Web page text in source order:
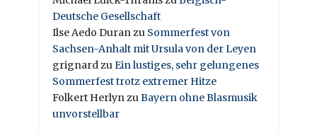
Deutsche Gesellschaft
Ilse Aedo Duran zu Sommerfest von
Sachsen-Anhalt mit Ursula von der Leyen
grignard zu Ein lustiges, sehr gelungenes
Sommerfest trotz extremer Hitze
Folkert Herlyn zu Bayern ohne Blasmusik
unvorstellbar